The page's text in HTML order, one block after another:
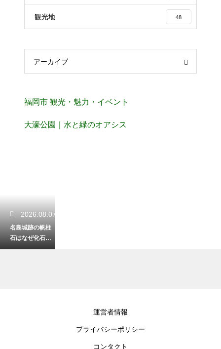
観光地 48
アーカイブ
福岡市 観光・魅力・イベント
大濠公園｜水と緑のオアシス
2026.08.07
名島城跡の帆柱
石はなぜ化石に
なったの？太古
運営者情報
プライバシーポリシー
コンタクト